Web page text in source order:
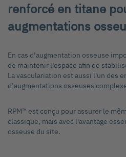
renforcé en titane
augmentations
En cas d’augmentation osseuse
de maintenir l'espace afin de
La vasculariation est aussi l'un des
d’augmentations osseuses
RPM™ est conçu pour assurer le
classique, mais avec l'avantage
osseuse du site.